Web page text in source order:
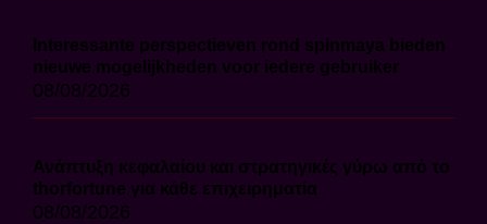
Interessante perspectieven rond spinmaya bieden
nieuwe mogelijkheden voor iedere gebruiker
08/08/2026
Ανάπτυξη κεφαλαίου και στρατηγικές γύρω από το
thorfortune για κάθε επιχειρηματία
08/08/2026